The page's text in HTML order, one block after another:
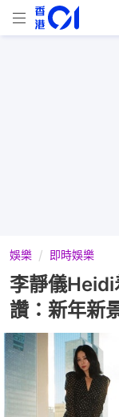
娛樂 即時娛樂
李靜儀
讚：新年新